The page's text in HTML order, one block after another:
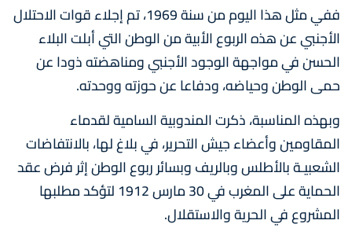
ففي مثل هذا اليوم من سنة 1969، تم إجلاء قوات الاحتلال
الأجنبي عن هذه الربوع الأبية من الوطن التي أبلت البلاء
الحسن في مواجهة الوجود الأجنبي ومناهضته ذودا عن
حمى الوطن وحياضه، ودفاعا عن حوزته ووحدته.
وبهذه المناسبة، ذكرت المندوبية السامية لقدماء
المقاومين وأعضاء جيش التحرير، في بلاغ لها، بالانتفاضات
الشعبيـة بالأطلس وبالريف وبسائر ربوع الوطن إثر فرض عقد
الحماية على المغرب في 30 مارس 1912 لتؤكد مطلبها
المشروع في الحرية والاستقلال.